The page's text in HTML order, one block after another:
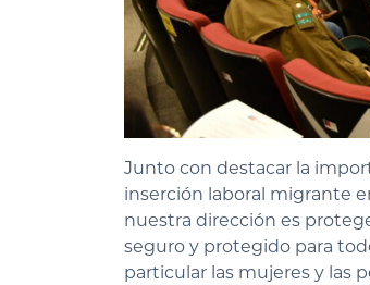
Junto con destacar la
inserción laboral migrante
nuestra dirección es
seguro y protegido para
particular las mujeres y las